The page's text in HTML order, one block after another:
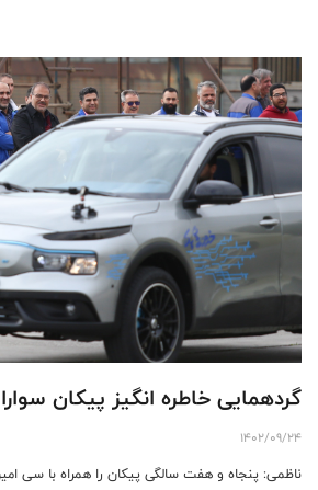
گردهمایی خاطره انگیز پیکان
1402/09/24
ناظمی: پنجاه و هفت سالگی پیکان را همراه با سی